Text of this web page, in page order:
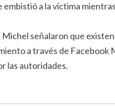
a la víctima
señalaron que
a través de
las autoridades.